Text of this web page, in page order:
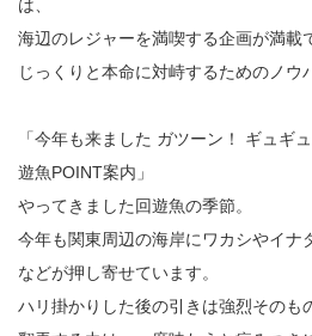
は、
海辺のレジャーを満喫する企画が満載
じっくりと本命に対峙するためのノウ
「今年も来ました ガツーン！ ギュギ
遊魚POINT案内」
やってきました回遊魚の季節。
今年も関東周辺の海岸にワカシやイナ
などが押し寄せています。
ハリ掛かりした後の引きは強烈そのも